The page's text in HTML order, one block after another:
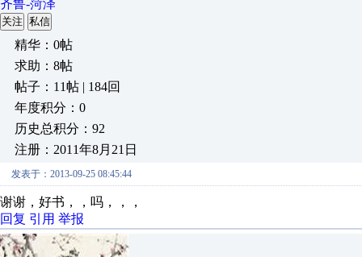
齐鲁-菏泽
关注 私信
精华：0帖
求助：8帖
帖子：11帖 | 184回
年度积分：0
历史总积分：92
注册：2011年8月21日
发表于：2013-09-25 08:45:44
谢谢，好书，，吗，，，
回复 引用 举报